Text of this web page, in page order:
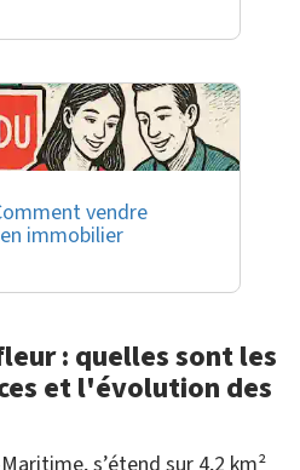
vendre
immobilier
: quelles sont les
et l'évolution des